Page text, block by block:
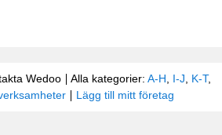
Wedoo Alla kategorier: A-H I-J K-T,
Lägg till mitt företag